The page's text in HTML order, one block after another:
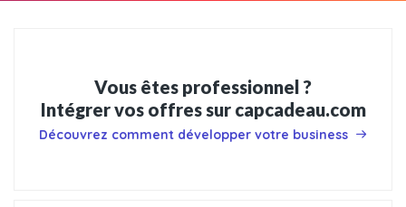
Vous êtes professionnel ?
Intégrer vos offres sur capcadeau.com
Découvrez comment développer votre business